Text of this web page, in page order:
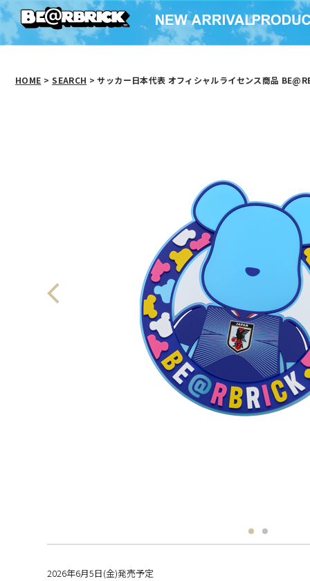
HOME > SEARCH > サッカー日本代表 オフィシャルライセンス商品
2026年6⽉5日(金)発売予定